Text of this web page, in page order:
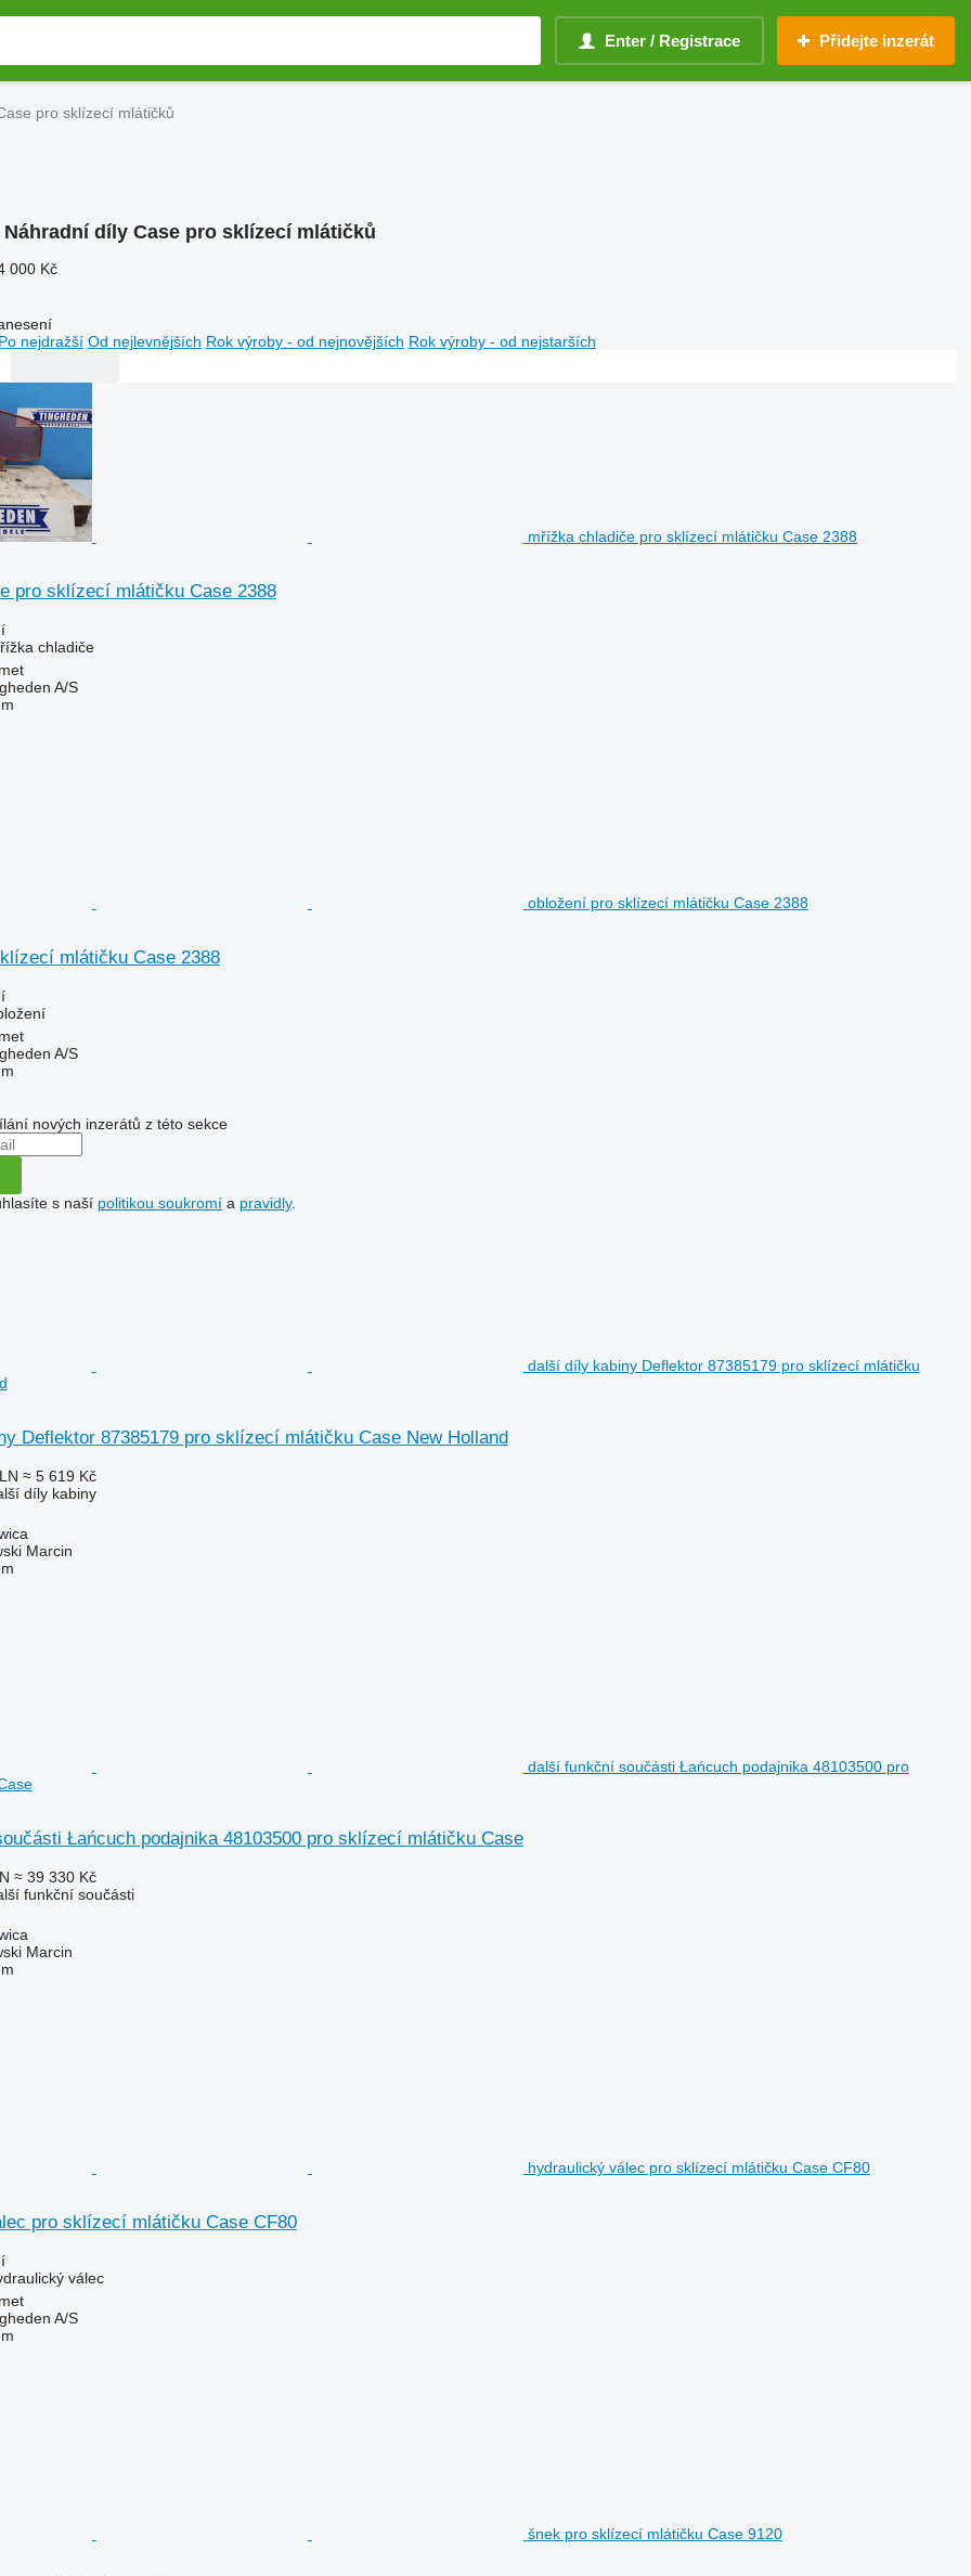
Enter / Registrace Přidejte inzerát
pro sklízecí mlátičků
Náhradní díly Case pro sklízecí mlátičků
000 Kč
Po nejdražší Od nejlevnějších Rok výroby - od nejnovějších Rok výroby - od nejstarších
mřížka chladiče pro sklízecí mlátičku Case 2388
pro sklízecí mlátičku Case 2388
chladiče
A/S
obložení pro sklízecí mlátičku Case 2388
mlátičku Case 2388
A/S
nových inzerátů z této sekce
s naší politikou soukromía pravidly.
další díly kabiny Deflektor 87385179 pro sklízecí mlátičku
Deflektor 87385179 pro sklízecí mlátičku Case New Holland
≈ 5 619 Kč
díly kabiny
Marcin
další funkční součásti Łańcuch podajnika 48103500 pro
Łańcuch podajnika 48103500 pro sklízecí mlátičku Case
≈ 39 330 Kč
funkční součásti
Marcin
hydraulický válec pro sklízecí mlátičku Case CF80
pro sklízecí mlátičku Case CF80
válec
A/S
šnek pro sklízecí mlátičku Case 9120